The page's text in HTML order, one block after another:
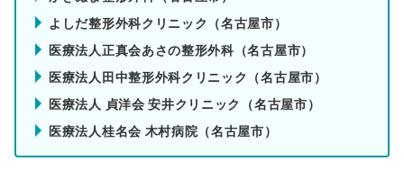
よしだ整形外科クリニック（名古屋市）
医療法人正真会あさの整形外科（名古屋市）
医療法人田中整形外科クリニック（名古屋市）
医療法人 貞洋会 安井クリニック（名古屋市）
医療法人桂名会 木村病院（名古屋市）